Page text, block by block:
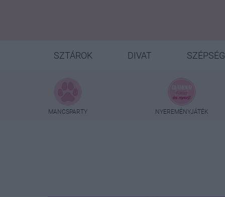
SZTÁROK DIVAT SZÉPSÉG
MANCSPARTY NYEREMÉNYJÁTÉK